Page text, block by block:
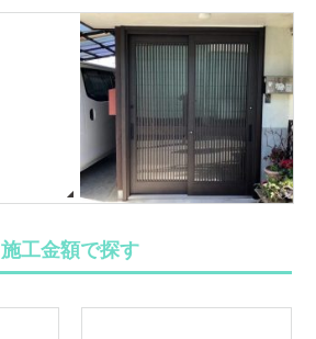
施工金額で探す